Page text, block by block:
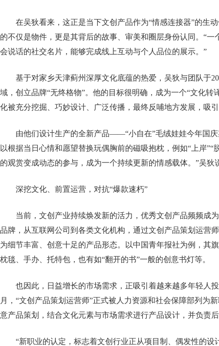
在吴狄看来，这正是当下文创产品作为“情感连接器”的生
的不仅是物件，更是其背后的故事、审美和圈层身份认同。“一
会说话的社交名片，能够完成线上互动与个人品位的展示。”
基于对家乡天津蓟州深厚文化底蕴的热爱，吴狄与团队于
域，创立品牌“无终格物”。他的目标很明确，成为一个“文化转
化被充分挖掘、巧妙设计、广泛传播，最终反哺地方发展，吸
由他们设计生产的全新产品——“小自在”毛绒娃娃今年国
以根据当日心情和愿望替换玩偶胸前的磁吸抱枕，例如“上岸”“
的观赏变成动态的参与，成为一个持续更新的情感载体。”吴狄
深挖文化、前置运营，对抗“爆款速朽”
当前，文创产业持续焕发新的活力，优秀文创产品频频成
品牌，从互联网公司到各类文化机构，通过文创产品策划运营
为细节丰富、创意十足的产品形态。以中国青年报社为例，其
枕毯、手办、托特包，也有如“翻开的书”一般的创意书灯等。
也因此，日益增长的市场需求，正吸引着越来越多年轻人
月，“文创产品策划运营师”正式被人力资源和社会保障部列为
意产品策划，结合文化元素与市场需求进行产品设计，并负责
“新职业的认定，标志着文创行业正从项目制、偶发性的设